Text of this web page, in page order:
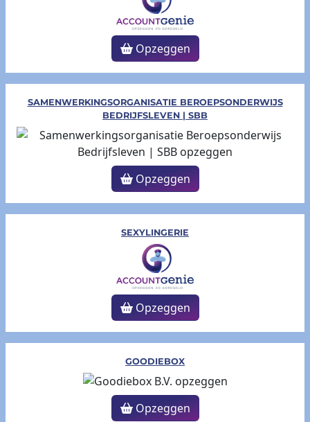
Opzeggen
SAMENWERKINGSORGANISATIE BEROEPSONDERWIJS
BEDRIJFSLEVEN | SBB
Opzeggen
SEXYLINGERIE
Opzeggen
GOODIEBOX
Opzeggen